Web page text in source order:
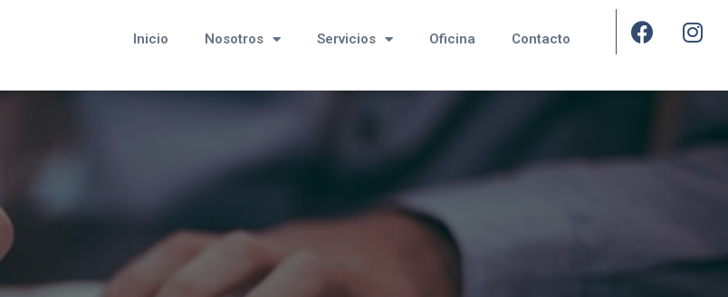
Inicio Nosotros Servicios Oficina Contacto